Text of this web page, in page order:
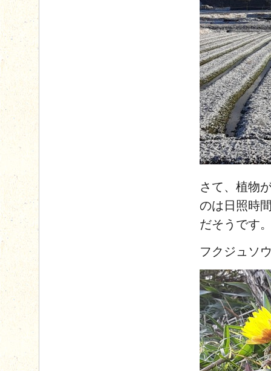
さて、植物
のは日照時
だそうです
フクジュソ